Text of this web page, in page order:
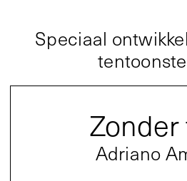
Speciaal
Zonder
Adriano